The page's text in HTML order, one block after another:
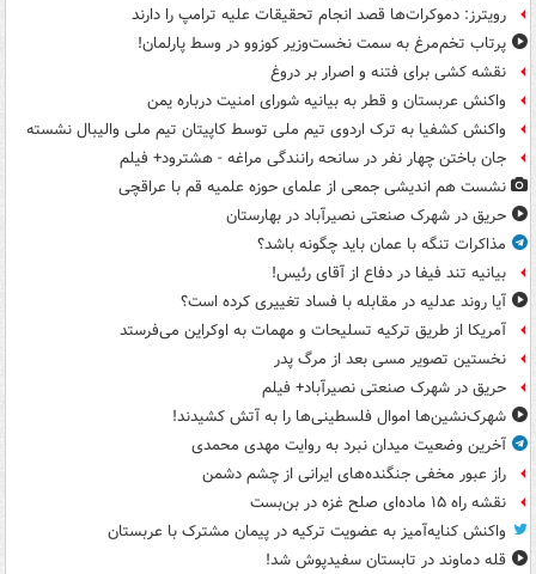
رویترز: دموکرات‌ها قصد انجام تحقیقات علیه ترامپ را دارند
پرتاب تخم‌مرغ به سمت نخست‌وزیر کوزوو در وسط پارلمان!
نقشه کشی برای فتنه و اصرار بر دروغ
واکنش عربستان و قطر به بیانیه شورای امنیت درباره یمن
واکنش کشفیا به ترک اردوی تیم ملی توسط کاپیتان تیم ملی والیبال نشسته
جان باختن چهار نفر در سانحه رانندگی مراغه - هشترود+ فیلم
نشست هم اندیشی جمعی از علمای حوزه علمیه قم با عراقچی
حریق در شهرک صنعتی نصیرآباد در بهارستان
مذاکرات تنگه با عمان باید چگونه باشد؟
بیانیه تند فیفا در دفاع از آقای رئیس!
آیا روند عدلیه در مقابله با فساد تغییری کرده است؟
آمریکا از طریق ترکیه تسلیحات و مهمات به اوکراین می‌فرستد
نخستین تصویر مسی بعد از مرگ پدر
حریق در شهرک صنعتی نصیرآباد+ فیلم
شهرک‌نشین‌ها اموال فلسطینی‌ها را به آتش کشیدند!
آخرین وضعیت میدان نبرد به روایت مهدی محمدی
راز عبور مخفی جنگنده‌های ایرانی از چشم دشمن
نقشه راه ۱۵ ماده‌ای صلح غزه در بن‌بست
واکنش کنایه‌آمیز به عضویت ترکیه در پیمان مشترک با عربستان
قله دماوند در تابستان سفیدپوش شد!